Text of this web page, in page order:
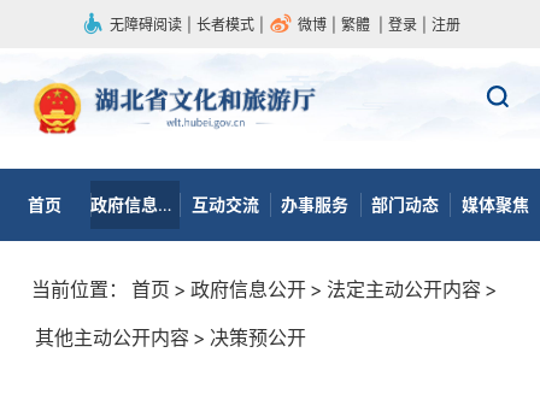
无障碍阅读 长者模式 微博 繁體 登录 注册
首页 政府信息公开 互动交流 办事服务 部门动态 媒体聚焦
当前位置： 首页 > 政府信息公开 > 法定主动公开内容 >
其他主动公开内容 > 决策预公开